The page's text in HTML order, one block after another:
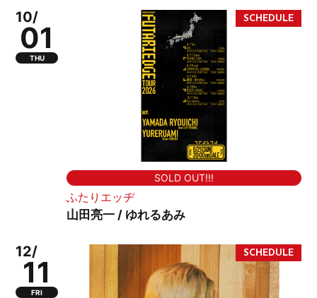
10/
01
THU
SOLD OUT!!!
ふたりエッヂ
山田亮一 / ゆれるあみ
12/
11
FRI